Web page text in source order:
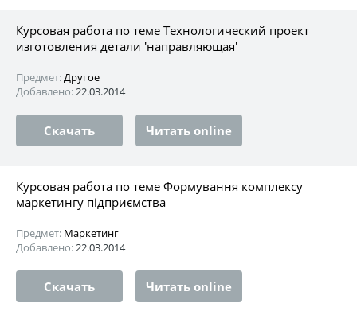
Курсовая работа по теме Технологический проект
изготовления детали 'направляющая'
Предмет:Другое
Добавлено:22.03.2014
Скачать Читать online
Курсовая работа по теме Формування комплексу
маркетингу підприємства
Предмет: Маркетинг
Добавлено:22.03.2014
Скачать Читать online